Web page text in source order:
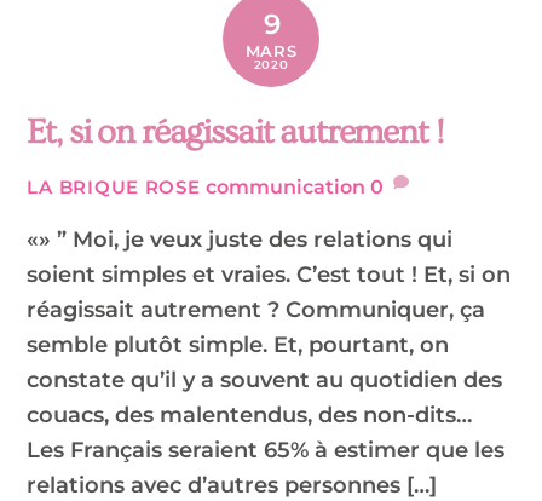
9
MARS
2020
Et, si on réagissait autrement !
LA BRIQUE ROSE communication 0
«» ” Moi, je veux juste des relations qui
soient simples et vraies. C’est tout ! Et, si on
réagissait autrement ? Communiquer, ça
semble plutôt simple. Et, pourtant, on
constate qu’il y a souvent au quotidien des
couacs, des malentendus, des non-dits…
Les Français seraient 65% à estimer que les
relations avec d’autres personnes […]